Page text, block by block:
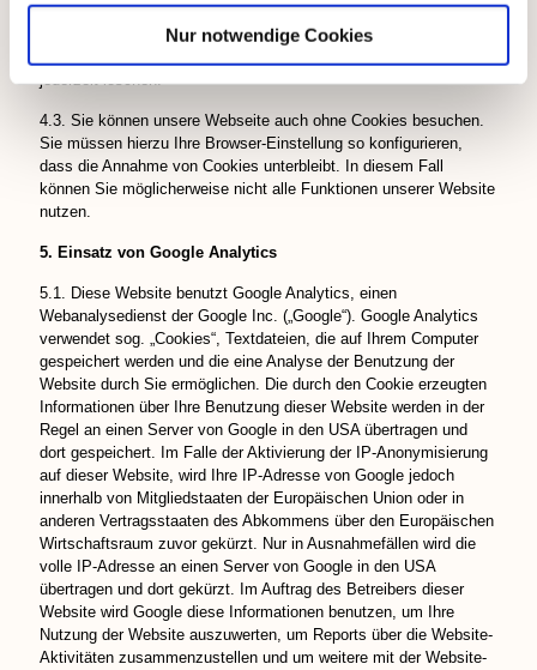
Nur notwendige Cookies
Session-Cookies werden automatisch gelöscht, wenn Sie unsere
Seite verlassen oder Ihren Browser schließen. Sie können die
jederzeit löschen.
4.3. Sie können unsere Webseite auch ohne Cookies besuchen.
Sie müssen hierzu Ihre Browser-Einstellung so konfigurieren,
dass die Annahme von Cookies unterbleibt. In diesem Fall
können Sie möglicherweise nicht alle Funktionen unserer Website
nutzen.
5. Einsatz von Google Analytics
5.1. Diese Website benutzt Google Analytics, einen
Webanalysedienst der Google Inc. („Google“). Google Analytics
verwendet sog. „Cookies“, Textdateien, die auf Ihrem Computer
gespeichert werden und die eine Analyse der Benutzung der
Website durch Sie ermöglichen. Die durch den Cookie erzeugten
Informationen über Ihre Benutzung dieser Website werden in der
Regel an einen Server von Google in den USA übertragen und
dort gespeichert. Im Falle der Aktivierung der IP-Anonymisierung
auf dieser Website, wird Ihre IP-Adresse von Google jedoch
innerhalb von Mitgliedstaaten der Europäischen Union oder in
anderen Vertragsstaaten des Abkommens über den Europäischen
Wirtschaftsraum zuvor gekürzt. Nur in Ausnahmefällen wird die
volle IP-Adresse an einen Server von Google in den USA
übertragen und dort gekürzt. Im Auftrag des Betreibers dieser
Website wird Google diese Informationen benutzen, um Ihre
Nutzung der Website auszuwerten, um Reports über die Website-
Aktivitäten zusammenzustellen und um weitere mit der Website-